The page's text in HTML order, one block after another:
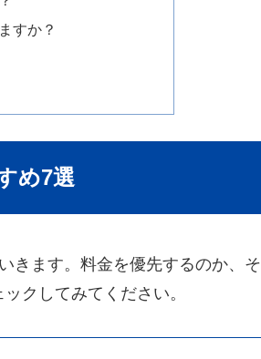
すか？
め7選
きます。料金を優先するのか、そ
クしてみてください。